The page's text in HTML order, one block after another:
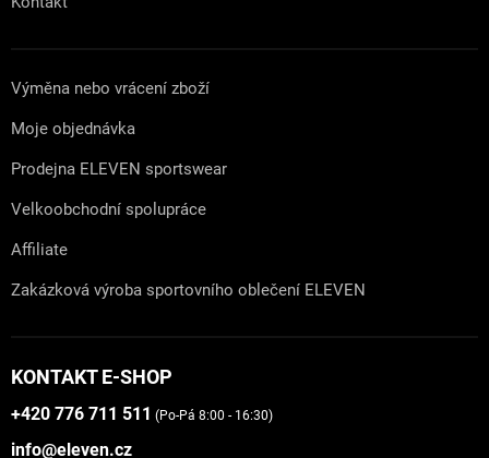
Výměna nebo vrácení zboží
Moje objednávka
Prodejna ELEVEN sportswear
Velkoobchodní spolupráce
Affiliate
Zakázková výroba sportovního oblečení ELEVEN
KONTAKT E-SHOP
+420 776 711 511 (Po-Pá 8:00 - 16:30)
info@eleven.cz